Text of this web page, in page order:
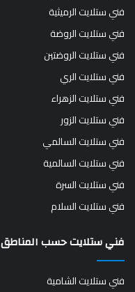
فني ستلايت الرميثية
فني ستلايت الروضة
فني ستلايت الروضتين
فني ستلايت الري
فني ستلايت الزهراء
فني ستلايت الزور
فني ستلايت السالمي
فني ستلايت السالمية
فني ستلايت السرة
فني ستلايت السلام
فني ستلايت حسب المناطق
فني ستلايت الشامية